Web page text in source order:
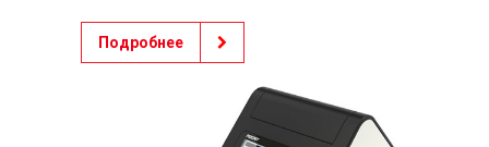
Подробнее